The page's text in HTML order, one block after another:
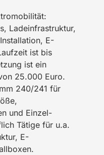
Ladeinfrastruktur,
E-
ist bis
ist ein
25.000 Euro.
240/241 für
und Einzel­
Tätige für u.a.
E-